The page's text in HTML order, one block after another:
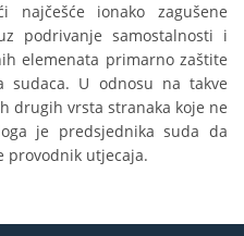
najčešće ionako zagušene
podrivanje samostalnosti i
elemenata primarno zaštite
sudaca. U odnosu na takve
drugih vrsta stranaka koje ne
je predsjednika suda da
provodnik utjecaja.